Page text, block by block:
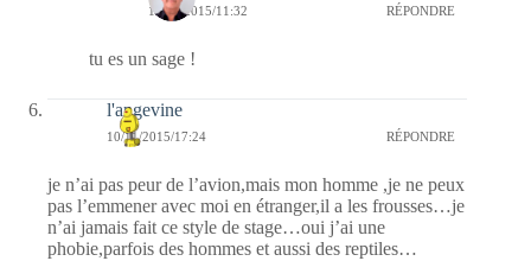
12/11/2015/11:32 RÉPONDRE
tu es un sage !
l'angevine
10/11/2015/17:24 RÉPONDRE
je n’ai pas peur de l’avion,mais mon homme ,je ne peux
pas l’emmener avec moi en étranger,il a les frousses…je
n’ai jamais fait ce style de stage…oui j’ai une
phobie,parfois des hommes et aussi des reptiles…